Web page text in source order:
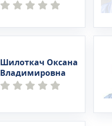
Шилоткач Оксана
Владимировна